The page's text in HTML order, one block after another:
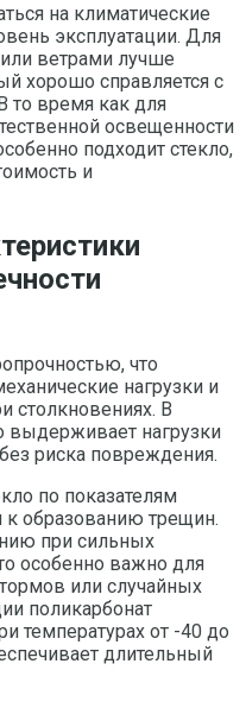
на климатические
эксплуатации. Для
ветрами лучше
хорошо справляется с
то время как для
освещенности
подходит стекло,
и
что
нагрузки и
столкновениях. В
нагрузки
риска повреждения.
по показателям
к образованию трещин.
при сильных
особенно важно для
или случайных
поликарбонат
температурах от -40 до
длительный